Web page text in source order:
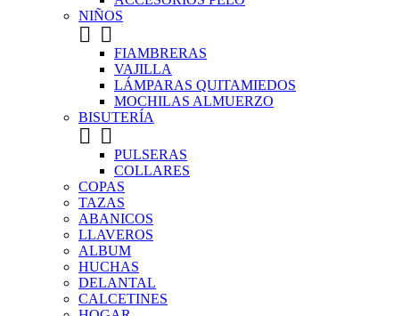
NIÑOS
 
FIAMBRERAS
VAJILLA
LÁMPARAS QUITAMIEDOS
MOCHILAS ALMUERZO
BISUTERÍA
 
PULSERAS
COLLARES
COPAS
TAZAS
ABANICOS
LLAVEROS
ALBUM
HUCHAS
DELANTAL
CALCETINES